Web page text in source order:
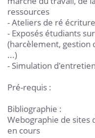
ressources
- Ateliers de ré
- Exposés étudiants
(harcèlement, gestion
...)
- Simulation
Pré-requis :
Bibliographie :
Webographie de sites
en cours